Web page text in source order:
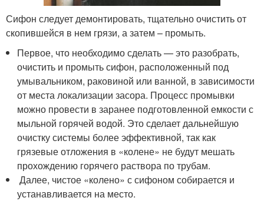
Сифон следует демонтировать, тщательно очистить от
скопившейся в нем грязи, а затем – промыть.
Первое, что необходимо сделать — это разобрать,
очистить и промыть сифон, расположенный под
умывальником, раковиной или ванной, в зависимости
от места локализации засора. Процесс промывки
можно провести в заранее подготовленной емкости с
мыльной горячей водой. Это сделает дальнейшую
очистку системы более эффективной, так как
грязевые отложения в «колене» не будут мешать
прохождению горячего раствора по трубам.
Далее, чистое «колено» с сифоном собирается и
устанавливается на место.